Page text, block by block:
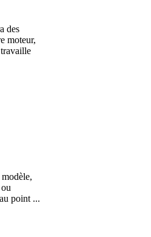
des
moteur,
point ...